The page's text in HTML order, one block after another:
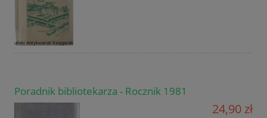
Poradnik bibliotekarza - Rocznik 1981
24,90 zł